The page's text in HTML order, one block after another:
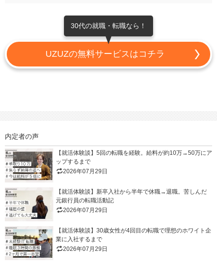
30代の就職・転職なら！
UZUZの無料サービスはコチラ
内定者の声
【就活体験談】5回の転職を経験。給料が約10万→50万にア
ップするまで
2026年07月29日
【就活体験談】新卒入社から半年で休職→退職。苦しんだ
元銀行員の転職活動記
2026年07月29日
【就活体験談】30歳女性が4回目の転職で理想のホワイト企
業に入社するまで
2026年07月29日